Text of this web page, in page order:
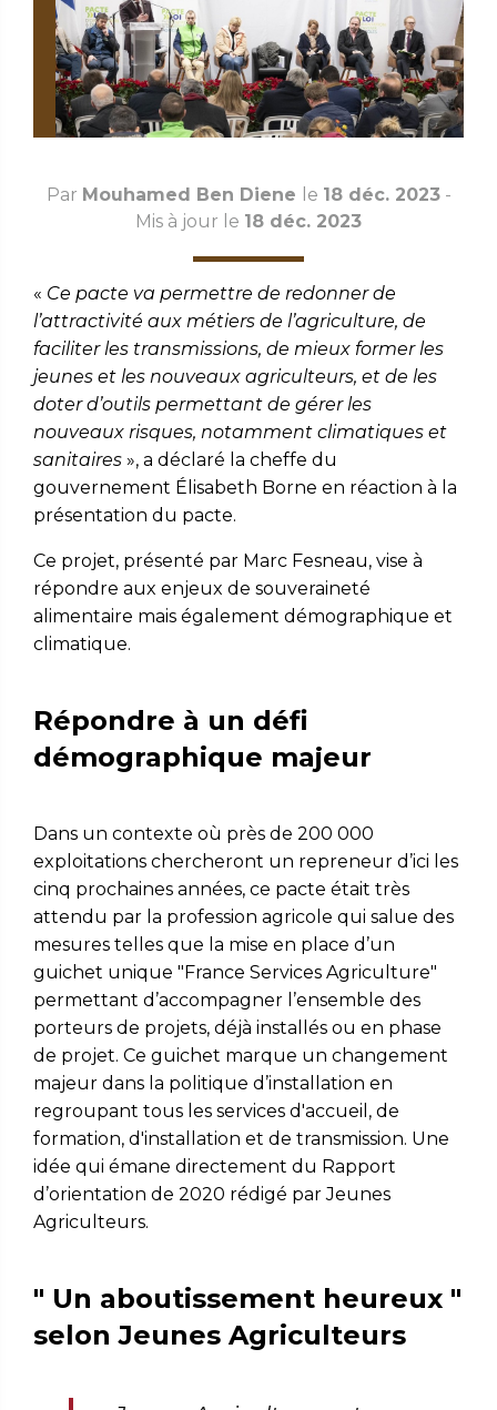
Par Mouhamed Ben Diene le 18 déc. 2023-
Mis à jour le 18 déc. 2023
« Ce pacte va permettre de redonner de
l’attractivité aux métiers de l’agriculture, de
faciliter les transmissions, de mieux former les
jeunes et les nouveaux agriculteurs, et de les
doter d’outils permettant de gérer les
nouveaux risques, notamment climatiques et
sanitaires », a déclaré la cheffe du
gouvernement Élisabeth Borne en réaction à la
présentation du pacte.
Ce projet, présenté par Marc Fesneau, vise à
répondre aux enjeux de souveraineté
alimentaire mais également démographique et
climatique.
Répondre à un défi
démographique majeur
Dans un contexte où près de 200 000
exploitations chercheront un repreneur d’ici les
cinq prochaines années, ce pacte était très
attendu par la profession agricole qui salue des
mesures telles que la mise en place d’un
guichet unique "France Services Agriculture"
permettant d’accompagner l’ensemble des
porteurs de projets, déjà installés ou en phase
de projet. Ce guichet marque un changement
majeur dans la politique d’installation en
regroupant tous les services d'accueil, de
formation, d'installation et de transmission. Une
idée qui émane directement du Rapport
d’orientation de 2020 rédigé par Jeunes
Agriculteurs.
" Un aboutissement heureux "
selon Jeunes Agriculteurs